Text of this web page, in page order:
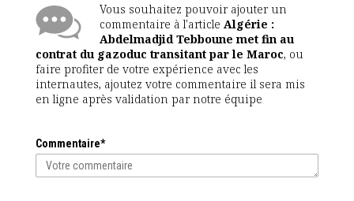
Vous souhaitez pouvoir ajouter un
commentaire à l'article Algérie :
Abdelmadjid Tebboune met fin au
contrat du gazoduc transitant par le Maroc, ou
faire profiter de votre expérience avec les
internautes, ajoutez votre commentaire il sera mis
en ligne après validation par notre équipe
Commentaire*